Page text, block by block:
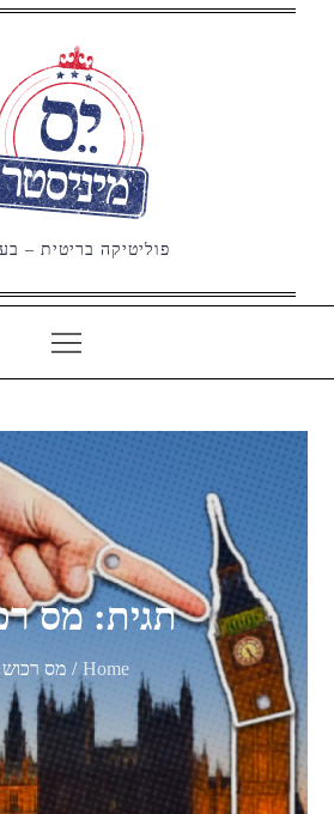
פוליטיקה בריטית –
תגית:מס
Home מס רכוש